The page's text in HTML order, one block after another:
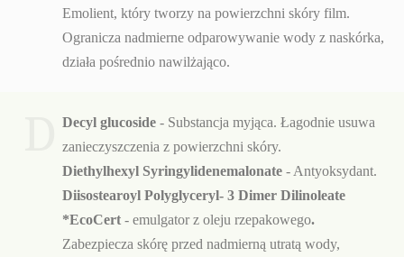
Emolient, który tworzy na powierzchni skóry film.
Ogranicza nadmierne odparowywanie wody z naskórka,
działa pośrednio nawilżająco.
Decyl glucoside - Substancja myjąca. Łagodnie usuwa
zanieczyszczenia z powierzchni skóry.
Diethylhexyl Syringylidenemalonate - Antyoksydant.
Diisostearoyl Polyglyceryl- 3 Dimer Dilinoleate
*EcoCert - emulgator z oleju rzepakowego.
Zabezpiecza skórę przed nadmierną utratą wody,